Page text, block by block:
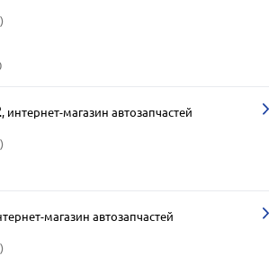
, интернет-магазин автозапчастей
магазин автозапчастей